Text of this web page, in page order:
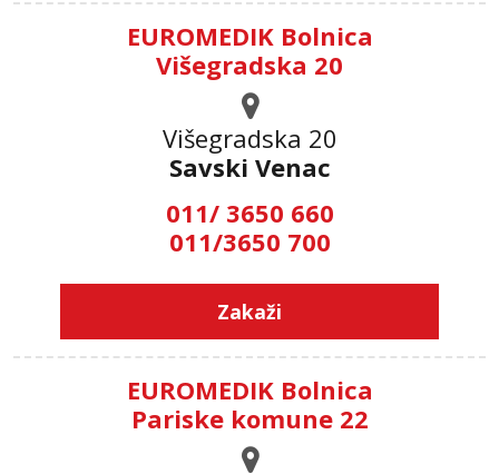
EUROMEDIK Bolnica
Višegradska 20
Višegradska 20
Savski Venac
011/ 3650 660
011/3650 700
Zakaži
EUROMEDIK Bolnica
Pariske komune 22